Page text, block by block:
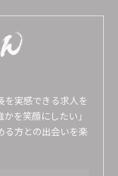
を実感できる求人を
を笑顔にしたい」
る方との出会いを楽